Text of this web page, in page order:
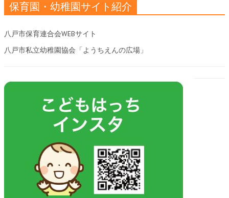
保育園・幼稚園サイト紹介
八戸市保育連合会WEBサイト
八戸市私立幼稚園協会「ようちえんの広場」